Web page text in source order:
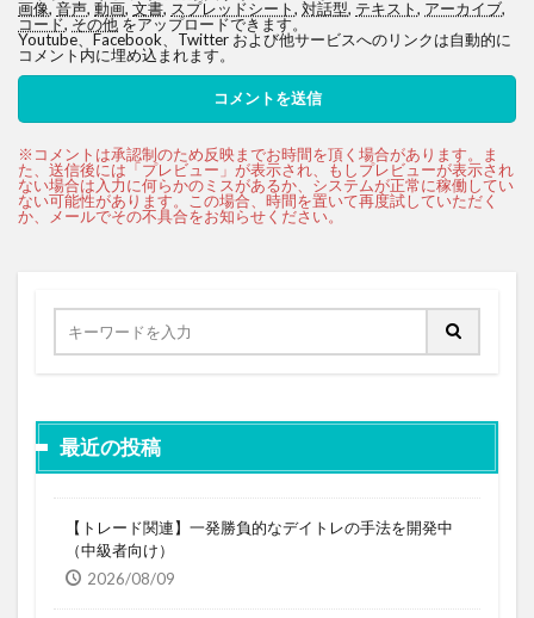
画像, 音声, 動画, 文書, スプレッドシート, 対話型, テキスト, アーカイブ,
コード,その他をアップロードできます。
Youtube、Facebook、Twitter および他サービスへのリンクは自動的に
コメント内に埋め込まれます。
最近の投稿
【トレード関連】一発勝負的なデイトレの手法を開発中
（中級者向け）
2026/08/09